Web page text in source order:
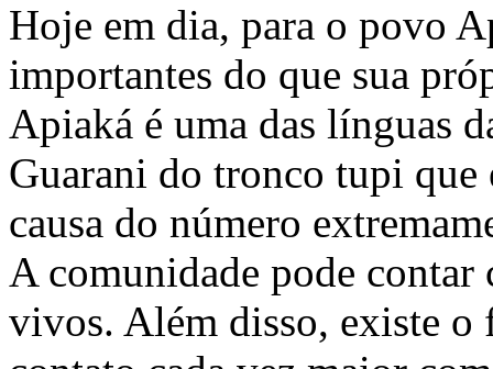
Hoje em dia, para o povo
importantes do que sua
Apiaká é uma das línguas
Guarani do tronco tupi que
causa do número
A comunidade pode contar
vivos. Além disso, existe o